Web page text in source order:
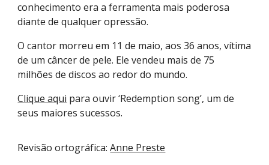
conhecimento era a ferramenta mais poderosa
diante de qualquer opressão.
O cantor morreu em 11 de maio, aos 36 anos, vítima
de um câncer de pele. Ele vendeu mais de 75
milhões de discos ao redor do mundo.
Clique aqui para ouvir ‘Redemption song’, um de
seus maiores sucessos.
Revisão ortográfica:Anne Preste